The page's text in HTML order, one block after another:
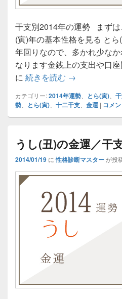
干支別2014年の運勢 まずは
(寅)年の基本性格を見る と
年回りなので、多かれ少な
なります金銭上の支出や口
に 続きを読む とら(寅)の金
→
カテゴリー:2014年運勢 とら(寅)
勢
とら(寅) 十二干支 金運 | コメ
うし(丑)の金運／干
2014/01/19 に 性格診断マスターが投